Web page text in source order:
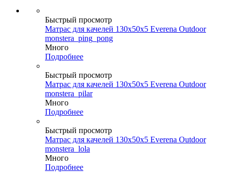
Быстрый просмотр
Матрас для качелей 130х50х5 Everena Outdoor
monstera_ping_pong
Много
Подробнее
Быстрый просмотр
Матрас для качелей 130х50х5 Everena Outdoor
monstera_pilar
Много
Подробнее
Быстрый просмотр
Матрас для качелей 130х50х5 Everena Outdoor
monstera_lola
Много
Подробнее